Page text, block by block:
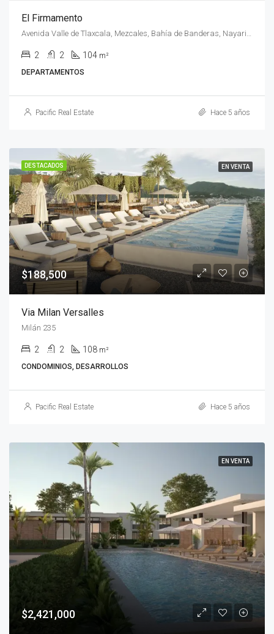
El Firmamento
Avenida Valle de Tlaxcala, Mezcales, Bahía de Banderas, Nayarit, 63738, México
2 2 104 m²
DEPARTAMENTOS
Pacific Real Estate Hace 5 años
DESTACADOS EN VENTA
$188,500
Via Milan Versalles
Milán 235
2 2 108 m²
CONDOMINIOS, DESARROLLOS
Pacific Real Estate Hace 5 años
EN VENTA
$2,421,000